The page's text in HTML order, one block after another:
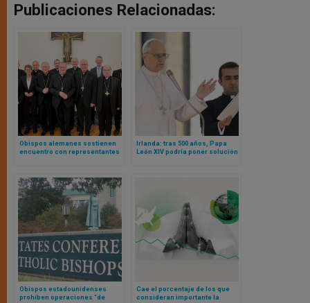
Publicaciones Relacionadas:
Obispos alemanes sostienen
encuentro con representantes
temas ideológicos
Irlanda: tras 500 años, Papa
León XIV podría poner solución
Obispos estadounidenses
prohíben operaciones “de
Cae el porcentaje de los que
consideran importante la